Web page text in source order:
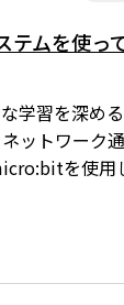
ムを使っ
学習を深め
ットワーク
を使用